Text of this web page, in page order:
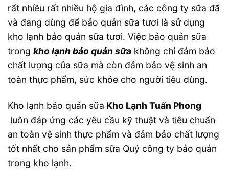
rất nhiều rất nhiều hộ gia đình, các công ty sữa đã
và đang dùng để bảo quản sữa tươi là sử dụng
kho lạnh bảo quản sữa tươi. Việc bảo quản sữa
trong kho lạnh bảo quản sữa không chỉ đảm bảo
chất lượng của sữa mà còn đảm bảo vệ sinh an
toàn thực phẩm, sức khỏe cho người tiêu dùng.
Kho lạnh bảo quản sữa Kho Lạnh Tuấn Phong
luôn đáp ứng các yêu cầu kỹ thuật và tiêu chuẩn
an toàn vệ sinh thực phẩm và đảm bảo chất lượng
tốt nhất cho sản phẩm sữa Quý công ty bảo quản
trong kho lạnh.